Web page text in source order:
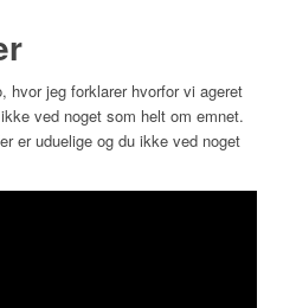
hvor jeg forklarer hvorfor vi ageret
ved noget som helt om emnet.
er uduelige og du ikke ved noget